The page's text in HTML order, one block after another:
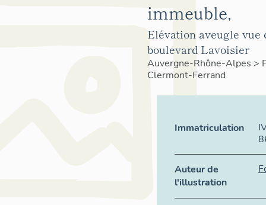
immeuble,
Elévation aveugle vue
boulevard Lavoisier
Auvergne-Rhône-Alpes >
Clermont-Ferrand
Immatriculation
Auteur de
l'illustration